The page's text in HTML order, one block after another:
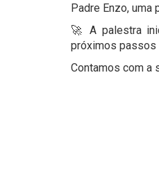
Padre Enzo, uma
🚀 A palestra
próximos passos
Contamos com a